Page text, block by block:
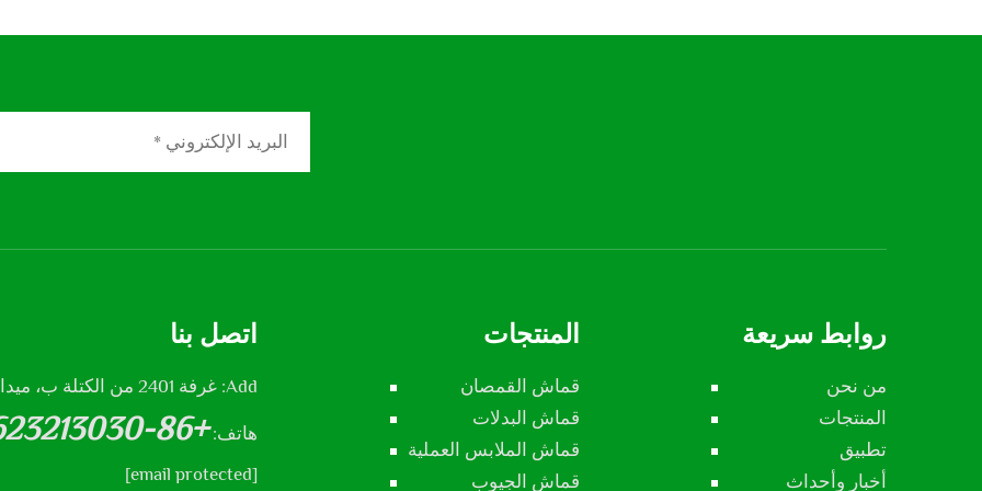
روابط سريعة
من نحن
المنتجات
تطبيق
أخبار وأحداث
المنتجات
قماش القمصان
قماش البدلات
قماش الملابس العملية
قماش الجيوب
اتصل بنا
Add: غرفة 2401 من الكتلة ب، ميدان شنجشي، مدينة شيجيازوهانغ، مقاطعة هيبي، الصين
هاتف: +86-13623213030
[email protected]